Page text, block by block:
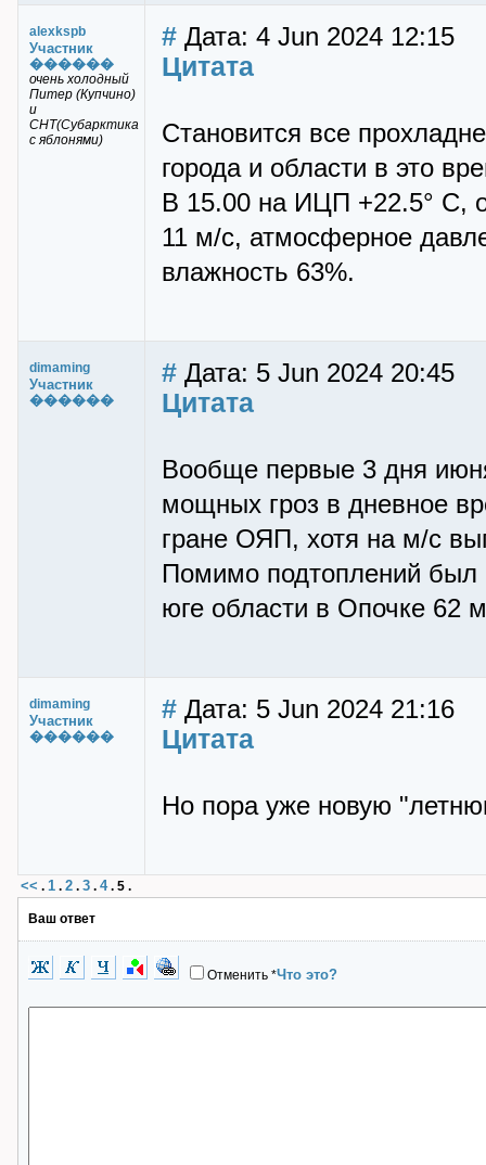
alexkspb
Участник
������
очень холодный
Питер (Купчино)
и
СНТ(Субарктика
с яблонями)
# Дата: 4 Jun 2024 12:15
Цитата
Становится все
города и области в это
В 15.00 на ИЦП +22.5° C,
11 м/с, атмосферное
влажность 63%.
dimaming
Участник
������
# Дата: 5 Jun 2024 20:45
Цитата
Вообще первые 3 дня
мощных гроз в дневное
гране ОЯП, хотя на м/с
Помимо подтоплений был
юге области в Опочке 62
dimaming
Участник
������
# Дата: 5 Jun 2024 21:16
Цитата
Но пора уже новую
<< . 1 . 2 . 3 . 4. 5 .
Ваш ответ
Отменить *Что это?